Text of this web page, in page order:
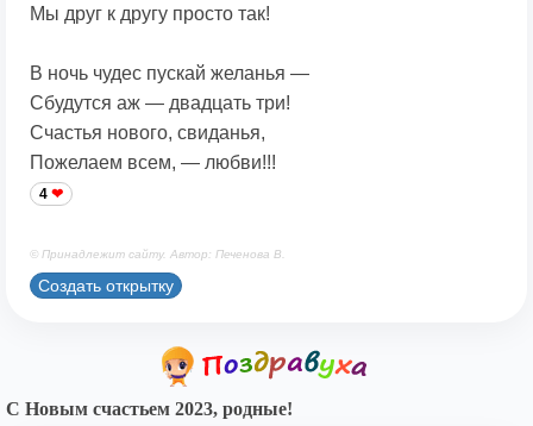
Мы друг к другу просто так!
В ночь чудес пускай желанья —
Сбудутся аж — двадцать три!
Счастья нового, свиданья,
Пожелаем всем, — любви!!!
4
© Принадлежит сайту. Автор: Печенова В.
Создать открытку
С Новым счастьем 2023, родные!